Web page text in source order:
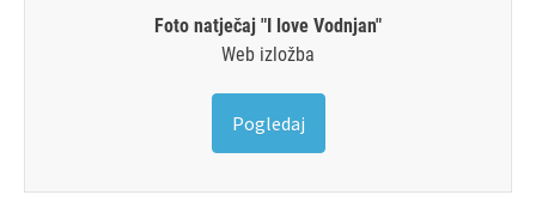
Foto natječaj "I love Vodnjan"
Web izložba
Pogledaj